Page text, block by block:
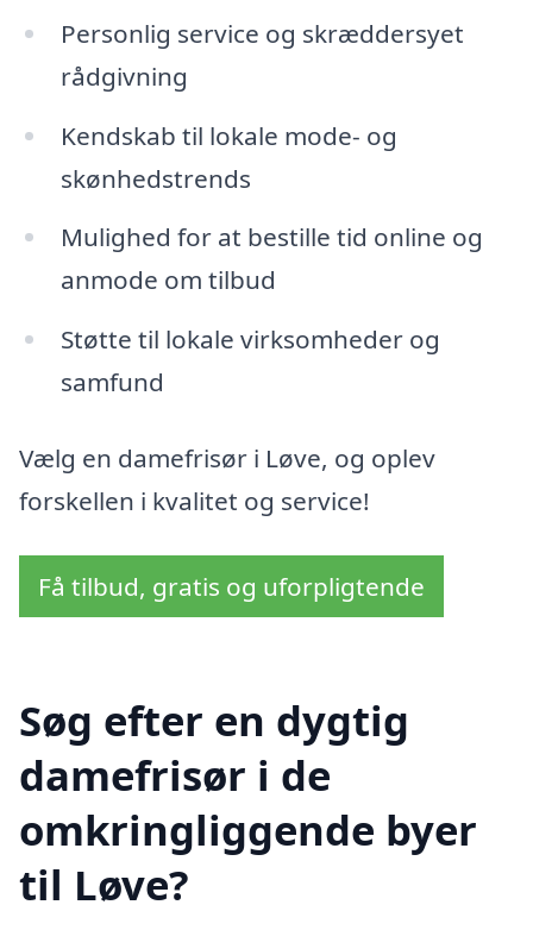
Personlig service og skræddersyet
rådgivning
Kendskab til lokale mode- og
skønhedstrends
Mulighed for at bestille tid online og
anmode om tilbud
Støtte til lokale virksomheder og
samfund
Vælg en damefrisør i Løve, og oplev
forskellen i kvalitet og service!
Få tilbud, gratis og uforpligtende
Søg efter en dygtig
damefrisør i de
omkringliggende byer
til Løve?